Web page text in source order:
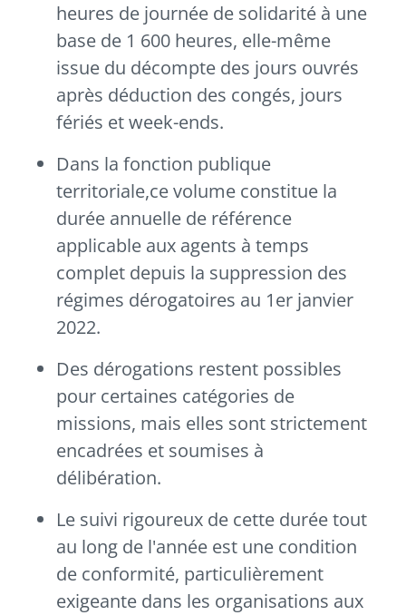
heures de journée de solidarité à une
base de 1 600 heures, elle-même
issue du décompte des jours ouvrés
après déduction des congés, jours
fériés et week-ends.
Dans la fonction publique
territoriale,ce volume constitue la
durée annuelle de référence
applicable aux agents à temps
complet depuis la suppression des
régimes dérogatoires au 1er janvier
2022.
Des dérogations restent possibles
pour certaines catégories de
missions, mais elles sont strictement
encadrées et soumises à
délibération.
Le suivi rigoureux de cette durée tout
au long de l'année est une condition
de conformité, particulièrement
exigeante dans les organisations aux